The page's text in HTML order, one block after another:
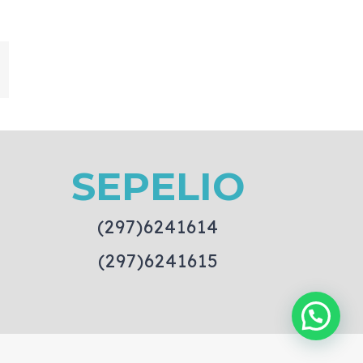
SEPELIO
(297)6241614
(297)6241615